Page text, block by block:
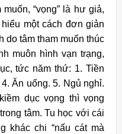
“vọng” là hư giả,
một cách đơn giản
do tâm tham muốn thúc
muôn hình vạn trạng,
tức năm thứ: 1. Tiền
Ăn uống. 5. Ngủ nghỉ.
dục vọng thì vọng
tâm. Tu học với cái
khác chi “nấu cát mà